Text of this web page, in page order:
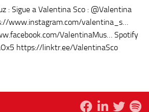
: Sigue a Valentina Sco : @Valentina
www.instagram.com/valentina_s…
ValentinaMus… Spotify
https://linktr.ee/ValentinaSco